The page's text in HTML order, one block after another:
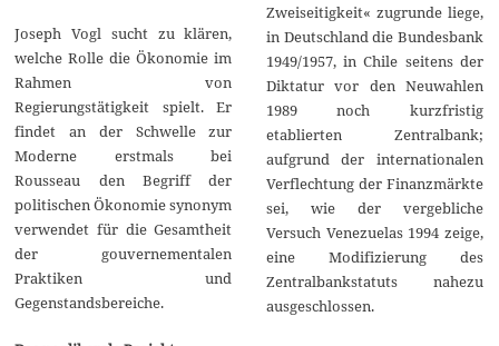
Joseph Vogl sucht zu klären,
welche Rolle die Ökonomie im
Rahmen von
Regierungstätigkeit spielt. Er
findet an der Schwelle zur
Moderne erstmals bei
Rousseau den Begriff der
politischen Ökonomie synonym
verwendet für die Gesamtheit
der gouvernementalen
Praktiken und
Gegenstandsbereiche.
Zweiseitigkeit« zugrunde liege,
in Deutschland die Bundesbank
1949/1957, in Chile seitens der
Diktatur vor den Neuwahlen
1989 noch kurzfristig
etablierten Zentralbank;
aufgrund der internationalen
Verflechtung der Finanzmärkte
sei, wie der vergebliche
Versuch Venezuelas 1994 zeige,
eine Modifizierung des
Zentralbankstatuts nahezu
ausgeschlossen.